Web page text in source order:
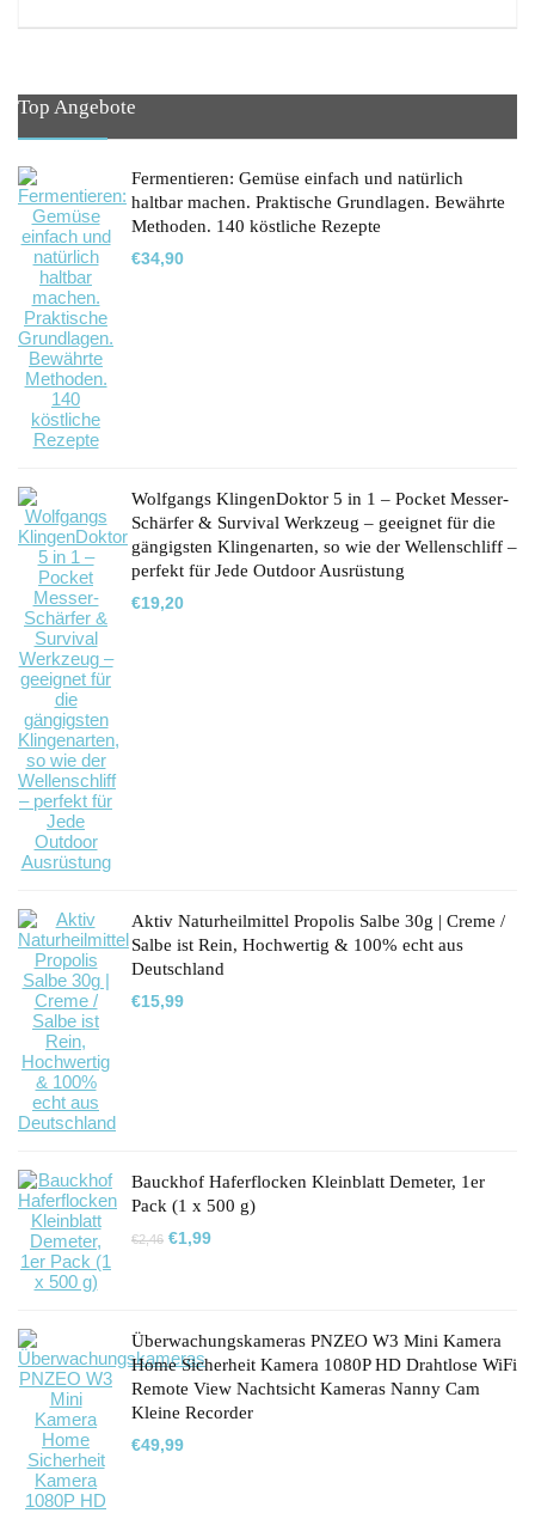
Top Angebote
Fermentieren: Gemüse einfach und natürlich
haltbar machen. Praktische Grundlagen. Bewährte
Methoden. 140 köstliche Rezepte
€34,90
Wolfgangs KlingenDoktor 5 in 1 – Pocket Messer-
Schärfer & Survival Werkzeug – geeignet für die
gängigsten Klingenarten, so wie der Wellenschliff –
perfekt für Jede Outdoor Ausrüstung
€19,20
Aktiv Naturheilmittel Propolis Salbe 30g | Creme /
Salbe ist Rein, Hochwertig & 100% echt aus
Deutschland
€15,99
Bauckhof Haferflocken Kleinblatt Demeter, 1er
Pack (1 x 500 g)
€2,46 Ursprünglicher
€1,99Aktueller
Überwachungskameras PNZEO W3 Mini Kamera
Home Sicherheit Kamera 1080P HD Drahtlose WiFi
Remote View Nachtsicht Kameras Nanny Cam
Kleine Recorder
€49,99